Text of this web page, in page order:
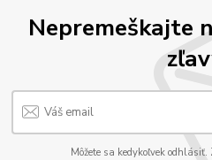
Nepremeškajte
Môžete sa kedykoľvek